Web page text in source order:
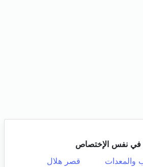
نفس الإختصاص
والمعدات
قصر هلال